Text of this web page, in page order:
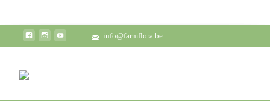
info@farmflora.be